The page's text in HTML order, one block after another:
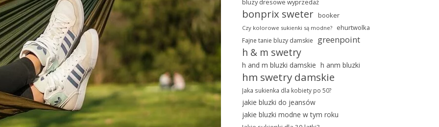
bluzy dresowe wyprzedaż
bonprix sweter booker
Czy kolorowe sukienki są modne? ehurtwolka
Fajne tanie bluzy damskie greenpoint
h & m swetry
h and m bluzki damskie h anm bluzki
hm swetry damskie
Jaka sukienka dla kobiety po 50?
jakie bluzki do jeansów
jakie bluzki modne w tym roku